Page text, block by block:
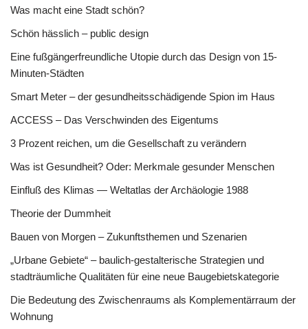
Was macht eine Stadt schön?
Schön hässlich – public design
Eine fußgängerfreundliche Utopie durch das Design von 15-
Minuten-Städten
Smart Meter – der gesundheitsschädigende Spion im Haus
ACCESS – Das Verschwinden des Eigentums
3 Prozent reichen, um die Gesellschaft zu verändern
Was ist Gesundheit? Oder: Merkmale gesunder Menschen
Einfluß des Klimas — Weltatlas der Archäologie 1988
Theorie der Dummheit
Bauen von Morgen – Zukunftsthemen und Szenarien
„Urbane Gebiete“ – baulich-gestalterische Strategien und
stadträumliche Qualitäten für eine neue Baugebietskategorie
Die Bedeutung des Zwischenraums als Komplementärraum der
Wohnung